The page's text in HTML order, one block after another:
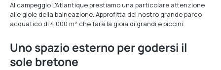
Al campeggio L'Atlantique prestiamo una particolare attenzione
alle gioie della balneazione. Approfitta del nostro grande parco
acquatico di 4.000 m² che farà la gioia di grandi e piccini.
Uno spazio esterno per godersi il
sole bretone